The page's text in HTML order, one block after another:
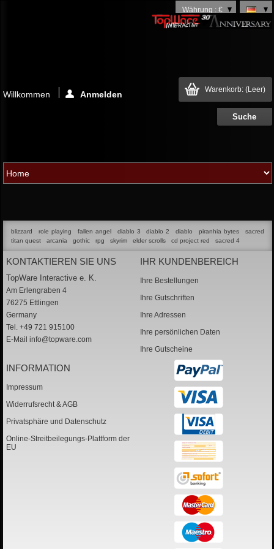
Währung : €
Warenkorb: (Leer)
Willkommen Anmelden
blizzard role playing fallen angel diablo 3 diablo 2 diablo piranhia bytes
sacred
titan quest
arcania gothic rpg skyrim elder scrolls cd project red sacred 4
KONTAKTIEREN SIE UNS
TopWare Interactive e. K.
Am Erlengraben 4
76275 Ettlingen
Germany
Tel. +49 721 915100
E-Mail info@topware.com
IHR KUNDENBEREICH
Ihre Bestellungen
Ihre Gutschriften
Ihre Adressen
Ihre persönlichen Daten
Ihre Gutscheine
INFORMATION
Impressum
Widerrufsrecht & AGB
Privatsphäre und Datenschutz
Online-Streitbeilegungs-Plattform der
EU